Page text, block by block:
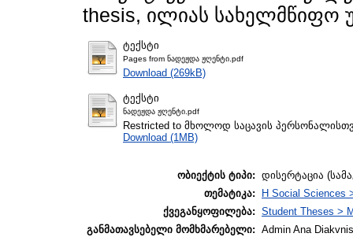
thesis, ილიას სახელმწიფო
ტექსტი
Pages from ნადეჟდა ჟღენტი.pdf
Download (269kB)
ტექსტი
ნადეჟდა ჟღენტი.pdf
Restricted to მხოლოდ საცავის
Download (1MB)
ობიექტის ტიპი: დისერტაცია
თემატიკა:
H Social Sciences
ქვეგანყოფილება: Student Theses >
განმათავსებელი მომხმარებელი: Admin Ana